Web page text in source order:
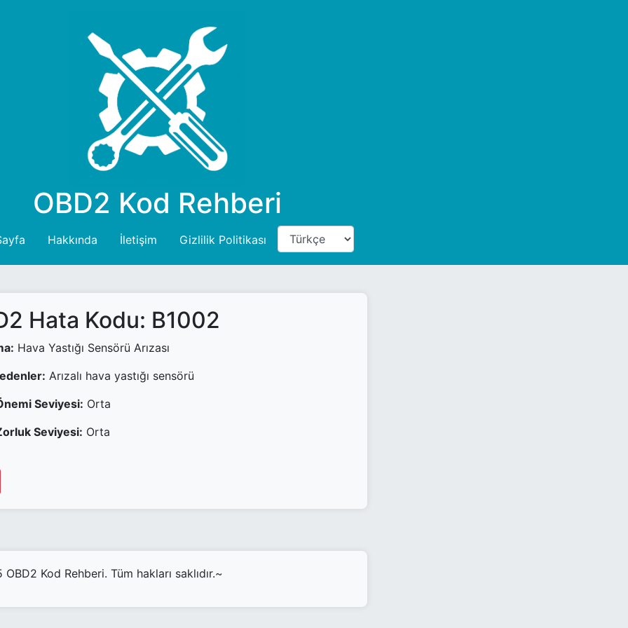
OBD2 Kod Rehberi
Hakkında İletişim Gizlilik Politikası
Hata Kodu: B1002
Hava Yastığı Sensörü Arızası
Arızalı hava yastığı sensörü
Seviyesi: Orta
Seviyesi: Orta
Kod Rehberi. Tüm hakları saklıdır.~